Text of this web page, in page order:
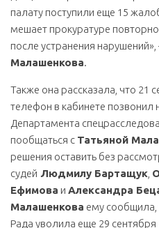
палату поступили еще 15
мешает прокуратуре
после устранения
Малашенкова.
Также она рассказала, что 21
телефон в кабинете позвонил
Департамента
пообщаться с Татьяной
решения оставить без
судей Людмилу Бартащук,
Ефимова и Александра
Малашенкова ему сообщила,
Рада уволила еще 29